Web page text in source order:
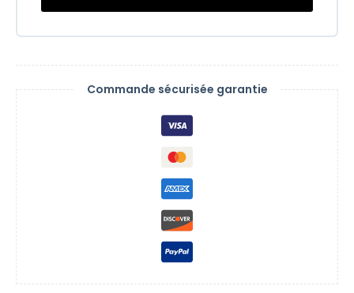
Commande sécurisée garantie